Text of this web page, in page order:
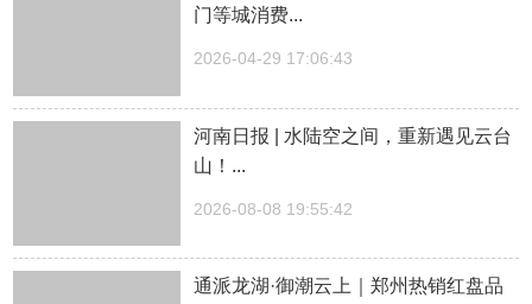
门等城消费...
2026-04-29 17:06:43
河南日报 | 水陆空之间，重新遇见云台
山！...
2026-08-08 19:55:42
通派龙湖·御潮云上｜郑州热销红盘品